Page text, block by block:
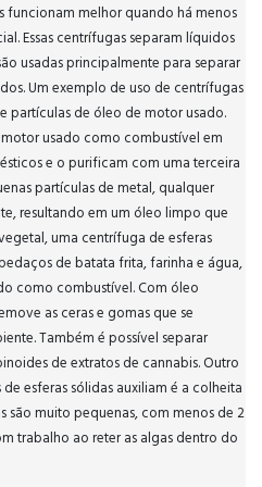
funcionam melhor quando há menos
Essas centrífugas separam líquidos
usadas principalmente para separar
Um exemplo de uso de centrífugas
partículas de óleo de motor usado.
usado como combustível em
e o purificam com uma terceira
partículas de metal, qualquer
resultando em um óleo limpo que
uma centrífuga de esferas
de batata frita, farinha e água,
como combustível. Com óleo
as ceras e gomas que se
Também é possível separar
de extratos de cannabis. Outro
esferas sólidas auxiliam é a colheita
são muito pequenas, com menos de 2
trabalho ao reter as algas dentro do